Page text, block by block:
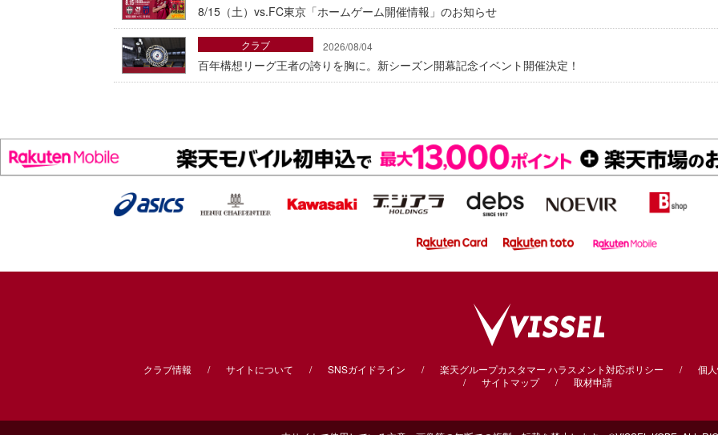
8/15（土）vs.FC東京「ホームゲーム開催情報」のお知らせ
2026/08/04
百年構想リーグ王者の誇りを胸に。新シーズン開幕記念イベント開催決定！
クラブ
クラブ情報 サイトについて SNSガイドライン 楽天グループカスタマー ハラスメント対応ポリシー
個
サイトマップ
取材申請